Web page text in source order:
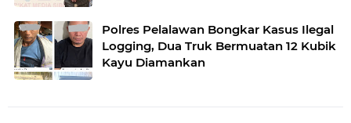
Polres Pelalawan Bongkar Kasus Ilegal
Logging, Dua Truk Bermuatan 12 Kubik
Kayu Diamankan